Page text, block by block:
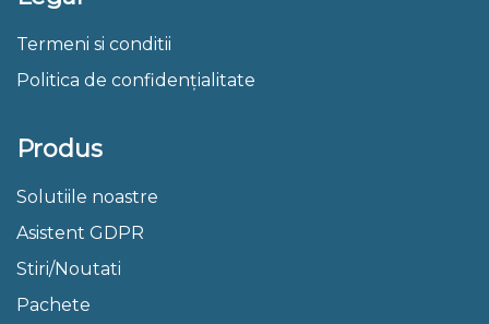
Termeni si conditii
Politica de confidențialitate
Produs
Solutiile noastre
Asistent GDPR
Stiri/Noutati
Pachete